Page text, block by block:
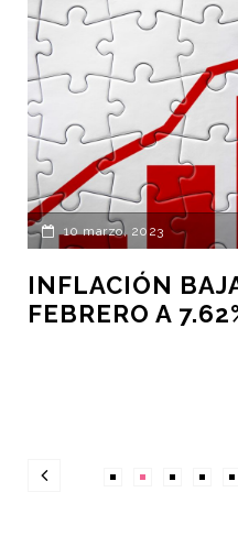
10 marzo, 2023
INFLACIÓN
FEBRERO A